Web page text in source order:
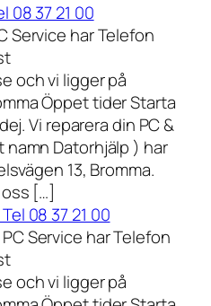
08 37 21 00
Service har Telefon
och vi ligger på
Öppet tider Starta
Vi reparera din PC &
namn Datorhjälp ) har
13, Bromma.
[…]
08 37 21 00
Service har Telefon
och vi ligger på